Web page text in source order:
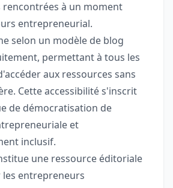
à un moment
entrepreneurial.
selon un modèle de blog
permettant à tous les
aux ressources sans
Cette accessibilité s'inscrit
de démocratisation de
et
inclusif.
une ressource éditoriale
entrepreneurs